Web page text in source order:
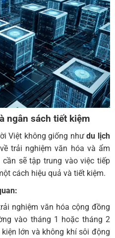
ngân sách tiết kiệm
Việt không giống nhưdu lịch
trải nghiệm văn hóa và ẩm
sẽ tập trung vào việc tiếp
cách hiệu quả và tiết kiệm.
nghiệm văn hóa cộng đồng
vào tháng 1 hoặc tháng 2
lớn và không khí sôi động